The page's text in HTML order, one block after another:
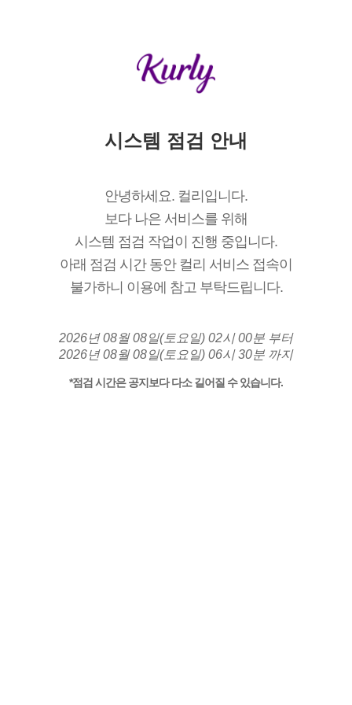
시스템 점검 안내
안녕하세요. 컬리입니다.
보다 나은 서비스를 위해
시스템 점검 작업이 진행 중입니다.
아래 점검 시간 동안 컬리 서비스 접속이
불가하니 이용에 참고 부탁드립니다.
2026년 08월 08일(토요일) 02시 00분 부터
2026년 08월 08일(토요일) 06시 30분 까지
*점검 시간은 공지보다 다소 길어질 수 있습니다.